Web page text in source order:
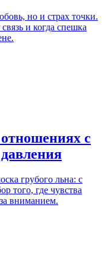
но и страх точки.
и когда спешка
с
грубого льна: с
того, где чувства
вниманием.